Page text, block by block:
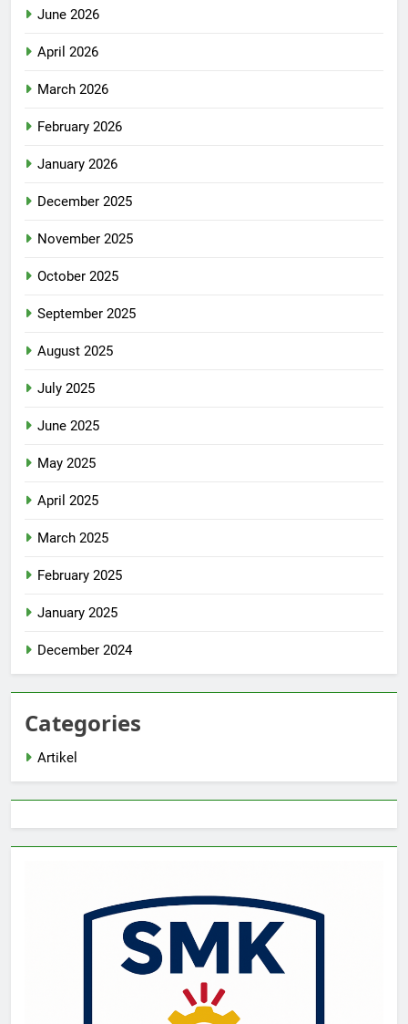
June 2026
April 2026
March 2026
February 2026
January 2026
December 2025
November 2025
October 2025
September 2025
August 2025
July 2025
June 2025
May 2025
April 2025
March 2025
February 2025
January 2025
December 2024
Categories
Artikel